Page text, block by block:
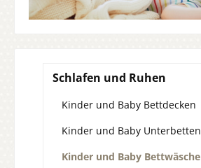
Schlafen und Ruhen
Kinder und Baby Bettdecken
Kinder und Baby Unterbetten
Kinder und Baby Bettwäsche